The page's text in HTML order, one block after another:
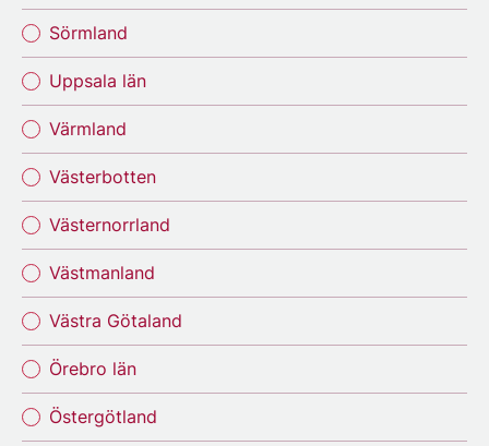
Sörmland
Uppsala län
Värmland
Västerbotten
Västernorrland
Västmanland
Västra Götaland
Örebro län
Östergötland